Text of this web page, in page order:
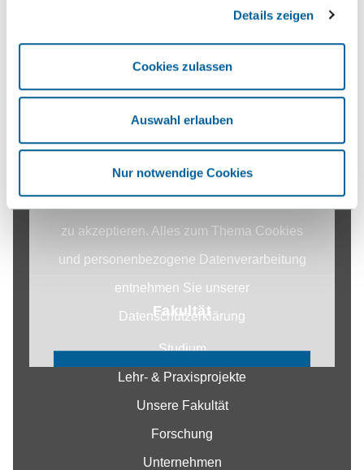
Details zeigen
Cookies zulassen
Auswahl erlauben
Nur notwendige Cookies
Hochschule Reutlingen
Fakultät Technik
Alteburgstraße 150
72762 Reutlingen
Liebe Besucher:innen, um relevante Inhalte
zu akzeptieren. Alles zum Thema Cookies
und personenbezogene Datenverarbeitung
entnehmen Sie unserer
Datenschutzerklärung
COOKIE EINSTELLUNGEN
Fakultät
Studium
Lehr- & Praxisprojekte
Unsere Fakultät
Forschung
Unternehmen